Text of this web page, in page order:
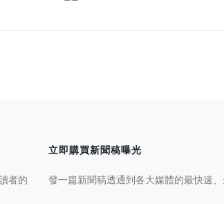
者的
立即購買新聞稿曝光
發一篇新聞稿透通到各大媒體的最快速、